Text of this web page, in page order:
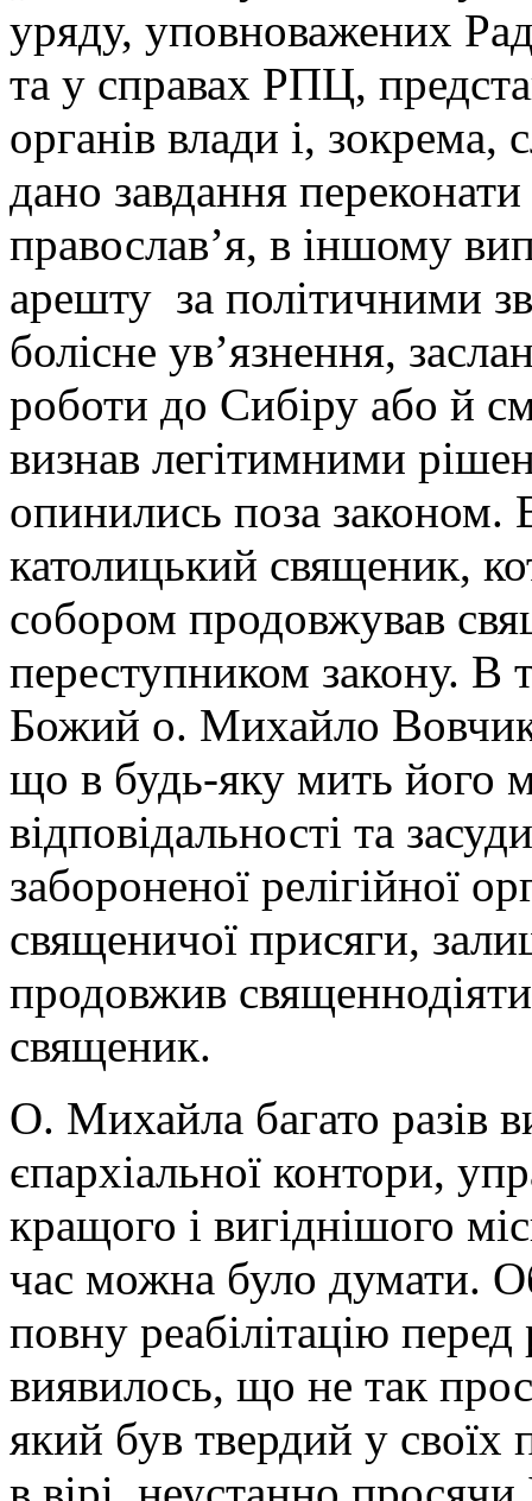
уряду, уповноважених Рад
та у справах РПЦ,
органів влади і,
дано завдання
православ’я, в іншому
арешту за політичними
болісне ув’язнення,
роботи до Сибіру або й
визнав легітимними
опинились поза законом.
католицький священик,
собором продовжував
переступником закону. В
Божий о. Михайло
що в будь-яку мить його
відповідальності та
забороненої релігійної
священичої присяги,
продовжив
священик.
О. Михайла багато разів
єпархіальної контори,
кращого і вигіднішого
час можна було думати.
повну реабілітацію
виявилось, що не так
який був твердий у своїх